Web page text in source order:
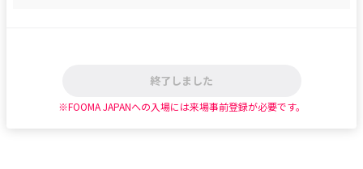
終了しました
※FOOMA JAPANへの入場には来場事前登録が必要です。